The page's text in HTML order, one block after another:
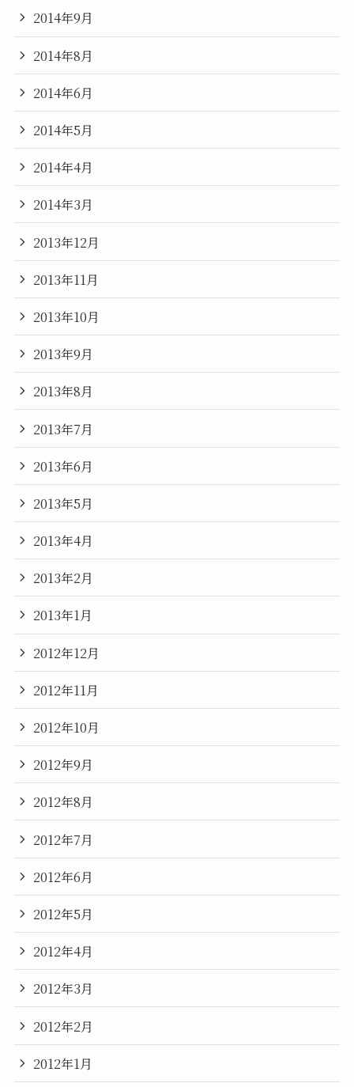
2014年9月
2014年8月
2014年6月
2014年5月
2014年4月
2014年3月
2013年12月
2013年11月
2013年10月
2013年9月
2013年8月
2013年7月
2013年6月
2013年5月
2013年4月
2013年2月
2013年1月
2012年12月
2012年11月
2012年10月
2012年9月
2012年8月
2012年7月
2012年6月
2012年5月
2012年4月
2012年3月
2012年2月
2012年1月